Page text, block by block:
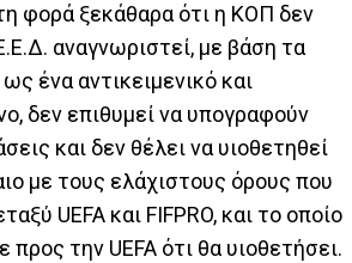
φορά ξεκάθαρα ότι η ΚΟΠ δεν
αναγνωριστεί, με βάση τα
ως ένα αντικειμενικό και
δεν επιθυμεί να υπογραφούν
και δεν θέλει να υιοθετηθεί
με τους ελάχιστους όρους που
UEFA και FIFPRO, και το οποίο
την UEFA ότι θα υιοθετήσει.